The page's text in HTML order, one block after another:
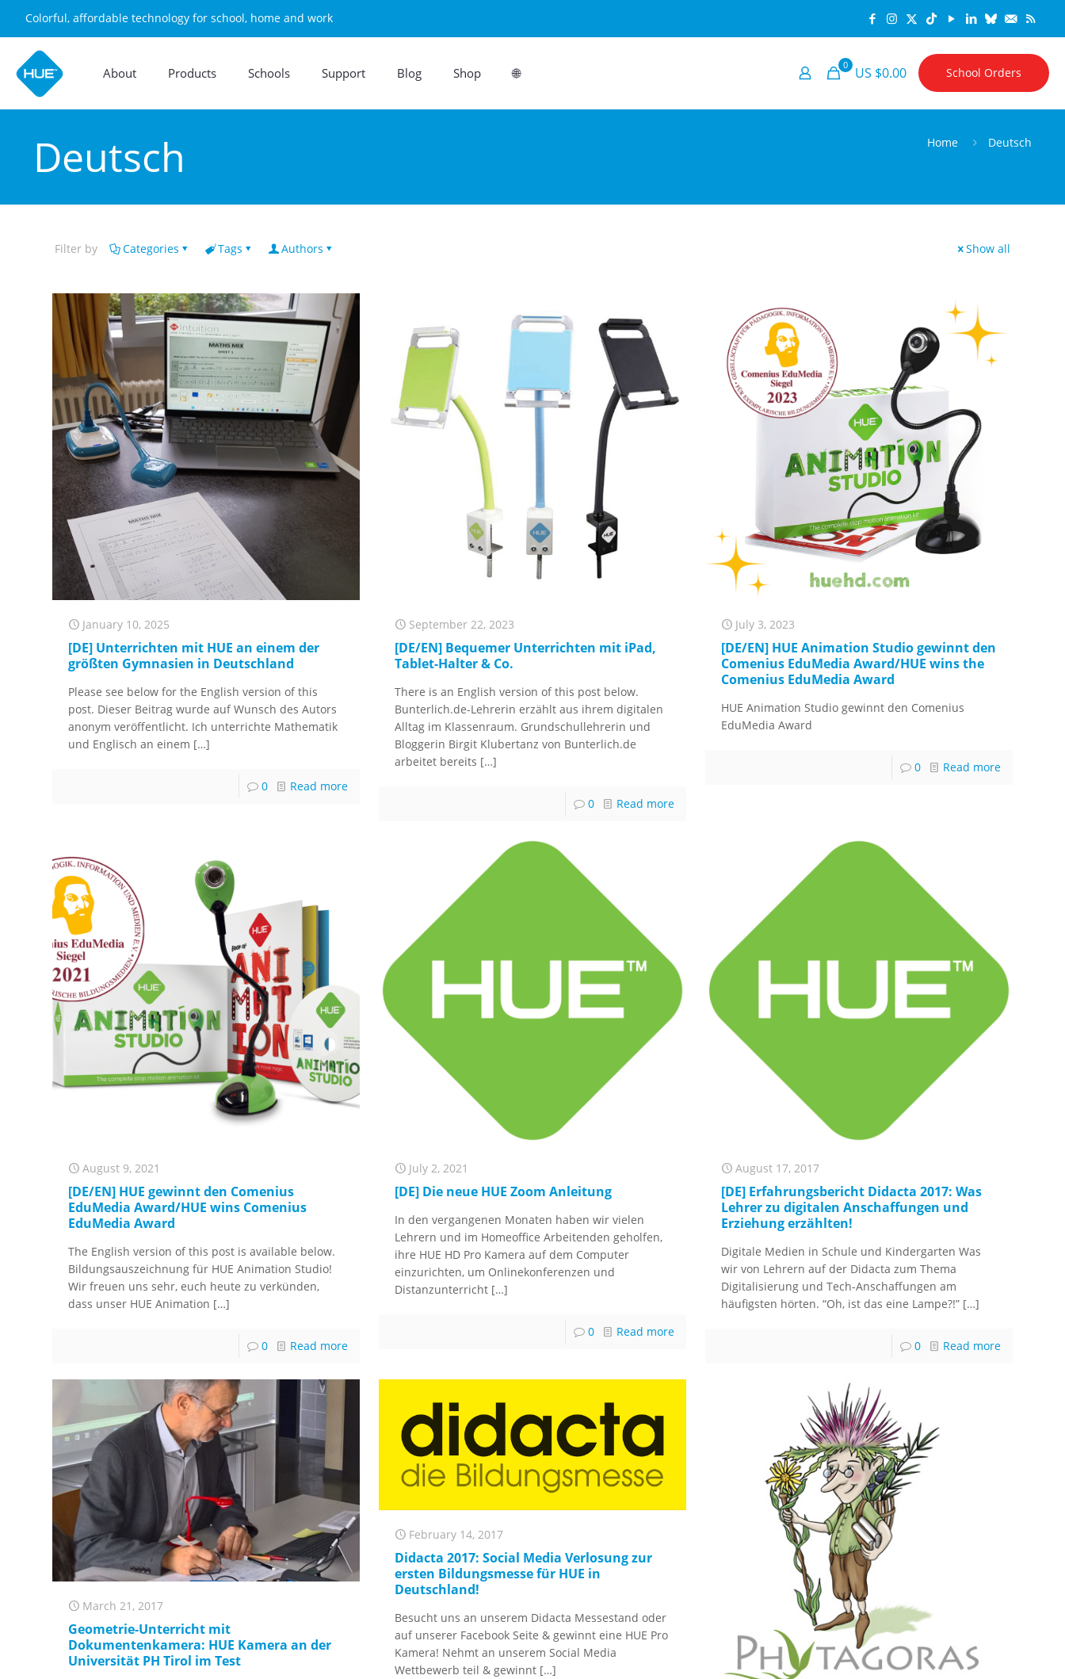
Colorful, affordable technology for school, home and work
About Products Schools Support Blog Shop 🌐
0 US $0.00 School Orders
Deutsch Home Deutsch
Filter by Categories Tags Authors Show all
January 10, 2025
[DE] Unterrichten mit HUE an einem der
größten Gymnasien in Deutschland
Please see below for the English version of this
post. Dieser Beitrag wurde auf Wunsch des Autors
anonym veröffentlicht. Ich unterrichte Mathematik
und Englisch an einem […]
0 Read more
September 22, 2023
[DE/EN] Bequemer Unterrichten mit iPad,
Tablet-Halter & Co.
There is an English version of this post below.
Bunterlich.de-Lehrerin erzählt aus ihrem digitalen
Alltag im Klassenraum. Grundschullehrerin und
Bloggerin Birgit Klubertanz von Bunterlich.de
arbeitet bereits […]
0 Read more
July 3, 2023
[DE/EN] HUE Animation Studio gewinnt den
Comenius EduMedia Award/HUE wins the
Comenius EduMedia Award
HUE Animation Studio gewinnt den Comenius
EduMedia Award
0 Read more
August 9, 2021
[DE/EN] HUE gewinnt den Comenius
EduMedia Award/HUE wins Comenius
EduMedia Award
The English version of this post is available below.
Bildungsauszeichnung für HUE Animation Studio!
Wir freuen uns sehr, euch heute zu verkünden,
dass unser HUE Animation […]
0 Read more
July 2, 2021
[DE] Die neue HUE Zoom Anleitung
In den vergangenen Monaten haben wir vielen
Lehrern und im Homeoffice Arbeitenden geholfen,
ihre HUE HD Pro Kamera auf dem Computer
einzurichten, um Onlinekonferenzen und
Distanzunterricht […]
0 Read more
August 17, 2017
[DE] Erfahrungsbericht Didacta 2017: Was
Lehrer zu digitalen Anschaffungen und
Erziehung erzählten!
Digitale Medien in Schule und Kindergarten Was
wir von Lehrern auf der Didacta zum Thema
Digitalisierung und Tech-Anschaffungen am
häufigsten hörten. “Oh, ist das eine Lampe?!” […]
0 Read more
March 21, 2017
Geometrie-Unterricht mit
Dokumentenkamera: HUE Kamera an der
Universität PH Tirol im Test
February 14, 2017
Didacta 2017: Social Media Verlosung zur
ersten Bildungsmesse für HUE in
Deutschland!
Besucht uns an unserem Didacta Messestand oder
auf unserer Facebook Seite & gewinnt eine HUE Pro
Kamera! Nehmt an unserem Social Media
Wettbewerb teil & gewinnt […]